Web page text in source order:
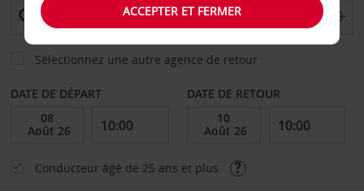
Sélectionnez une autre agence de retour
DATE DE DÉPART DATE DE RETOUR
Conducteur âgé de 25 ans et plus
ACCEPTER ET FERMER